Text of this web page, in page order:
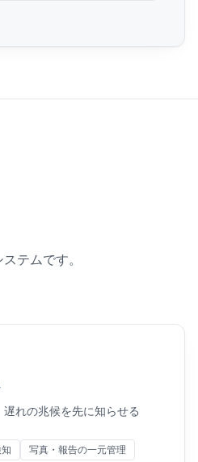
テムです。
れの兆候を先に知らせる
写真・報告の一元管理